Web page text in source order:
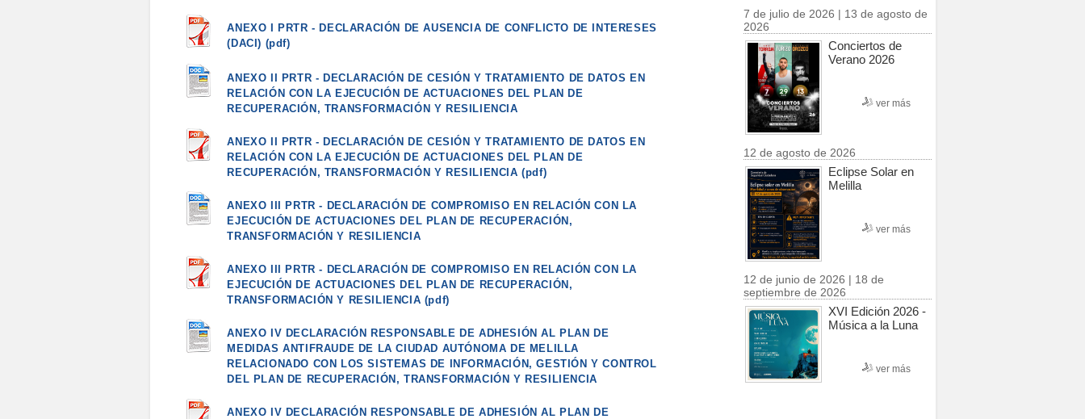
ANEXO I PRTR - DECLARACIÓN DE AUSENCIA DE CONFLICTO DE INTERESES
(DACI) (pdf)
ANEXO II PRTR - DECLARACIÓN DE CESIÓN Y TRATAMIENTO DE DATOS EN
RELACIÓN CON LA EJECUCIÓN DE ACTUACIONES DEL PLAN DE
RECUPERACIÓN, TRANSFORMACIÓN Y RESILIENCIA
ANEXO II PRTR - DECLARACIÓN DE CESIÓN Y TRATAMIENTO DE DATOS EN
RELACIÓN CON LA EJECUCIÓN DE ACTUACIONES DEL PLAN DE
RECUPERACIÓN, TRANSFORMACIÓN Y RESILIENCIA (pdf)
ANEXO III PRTR - DECLARACIÓN DE COMPROMISO EN RELACIÓN CON LA
EJECUCIÓN DE ACTUACIONES DEL PLAN DE RECUPERACIÓN,
TRANSFORMACIÓN Y RESILIENCIA
ANEXO III PRTR - DECLARACIÓN DE COMPROMISO EN RELACIÓN CON LA
EJECUCIÓN DE ACTUACIONES DEL PLAN DE RECUPERACIÓN,
TRANSFORMACIÓN Y RESILIENCIA (pdf)
ANEXO IV DECLARACIÓN RESPONSABLE DE ADHESIÓN AL PLAN DE
MEDIDAS ANTIFRAUDE DE LA CIUDAD AUTÓNOMA DE MELILLA
RELACIONADO CON LOS SISTEMAS DE INFORMACIÓN, GESTIÓN Y CONTROL
DEL PLAN DE RECUPERACIÓN, TRANSFORMACIÓN Y RESILIENCIA
ANEXO IV DECLARACIÓN RESPONSABLE DE ADHESIÓN AL PLAN DE
7 de julio de 2026 | 13 de agosto de
2026
Conciertos de
Verano 2026
ver más
12 de agosto de 2026
Eclipse Solar en
Melilla
ver más
12 de junio de 2026 | 18 de
septiembre de 2026
XVI Edición 2026 -
Música a la Luna
ver más